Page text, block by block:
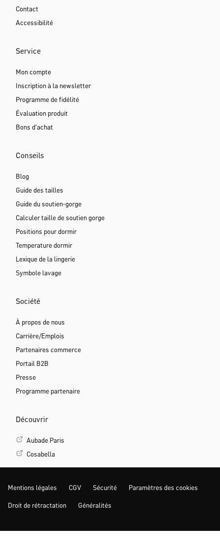
Contact
Accessibilité
Service
Mon compte
Inscription à la newsletter
Programme de fidélité
Évaluation produit
Bons d'achat
Conseils
Blog
Guide des tailles
Guide du soutien-gorge
Calculer taille de soutien gorge
Positions pour dormir
Temperature dormir
Lexique de la lingerie
Symbole lavage
Société
À propos de nous
Carrière/Emplois
Partenaires commerce
Portail B2B
Presse
Programme partenaire
Découvrir
Aubade Paris
Cosabella
Mentions légales CGV Sécurité Paramètres des cookies
Droit de rétractation Généralités